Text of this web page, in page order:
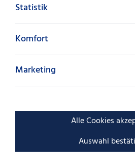
Statistik
Komfort
Marketing
Alle Cookies
Auswahl
70173 Stuttgart